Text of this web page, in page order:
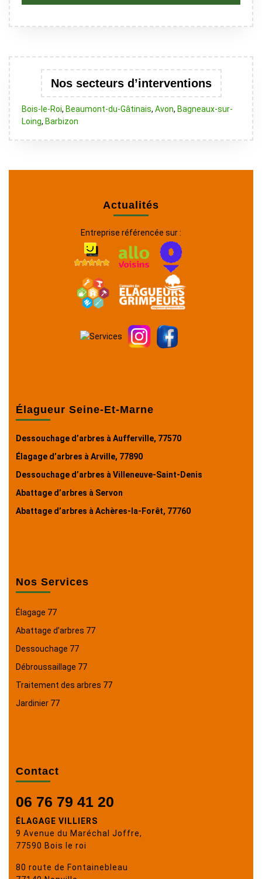
Nos secteurs d’interventions
Bois-le-Roi, Beaumont-du-Gâtinais, Avon, Bagneaux-sur-
Loing, Barbizon
Actualités
Entreprise référencée sur :
Élagueur Seine-Et-Marne
Dessouchage d’arbres à Aufferville, 77570
Élagage d’arbres à Arville, 77890
Dessouchage d’arbres à Villeneuve-Saint-Denis
Abattage d’arbres à Servon
Abattage d’arbres à Achères-la-Forêt, 77760
Nos Services
Élagage 77
Abattage d’arbres 77
Dessouchage 77
Débroussaillage 77
Traitement des arbres 77
Jardinier 77
Contact
06 76 79 41 20
ÉLAGAGE VILLIERS
9 Avenue du Maréchal Joffre,
77590 Bois le roi
80 route de Fontainebleau